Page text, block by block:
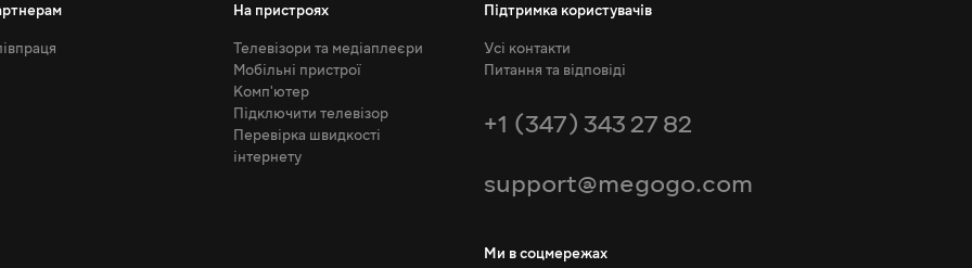
На пристроях
Телевізори та медіаплеєри
Мобільні пристрої
Комп'ютер
Підключити телевізор
Перевірка швидкості
інтернету
Підтримка користувачів
Усі контакти
Питання та відповіді
+1 (347) 343 27 82
support@megogo.com
Ми в соцмережах